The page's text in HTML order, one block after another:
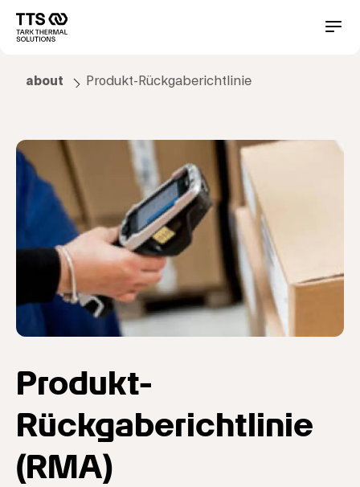
zum
Inhalt
about Produkt-Rückgaberichtlinie
Produkt-
Rückgaberichtlinie
(RMA)